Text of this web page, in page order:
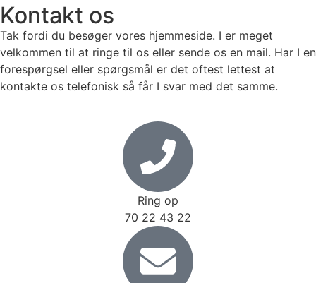
Kontakt os
Tak fordi du besøger vores hjemmeside. I er meget
velkommen til at ringe til os eller sende os en mail. Har I en
forespørgsel eller spørgsmål er det oftest lettest at
kontakte os telefonisk så får I svar med det samme.
Ring op
70 22 43 22